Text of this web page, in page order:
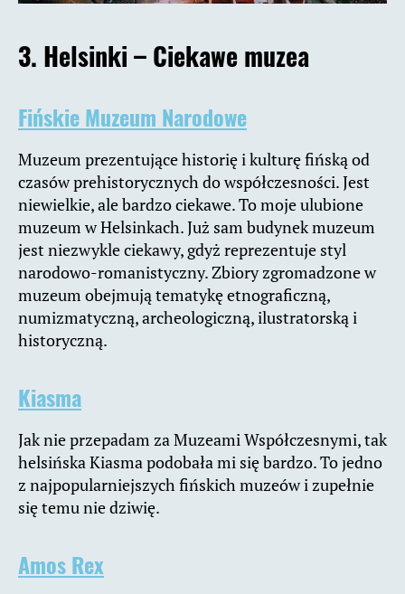
3. Helsinki – Ciekawe muzea
Fińskie Muzeum Narodowe
Muzeum prezentujące historię i kulturę fińską od
czasów prehistorycznych do współczesności. Jest
niewielkie, ale bardzo ciekawe. To moje ulubione
muzeum w Helsinkach. Już sam budynek muzeum
jest niezwykle ciekawy, gdyż reprezentuje styl
narodowo-romanistyczny. Zbiory zgromadzone w
muzeum obejmują tematykę etnograficzną,
numizmatyczną, archeologiczną, ilustratorską i
historyczną.
Kiasma
Jak nie przepadam za Muzeami Współczesnymi, tak
helsińska Kiasma podobała mi się bardzo. To jedno
z najpopularniejszych fińskich muzeów i zupełnie
się temu nie dziwię.
Amos Rex